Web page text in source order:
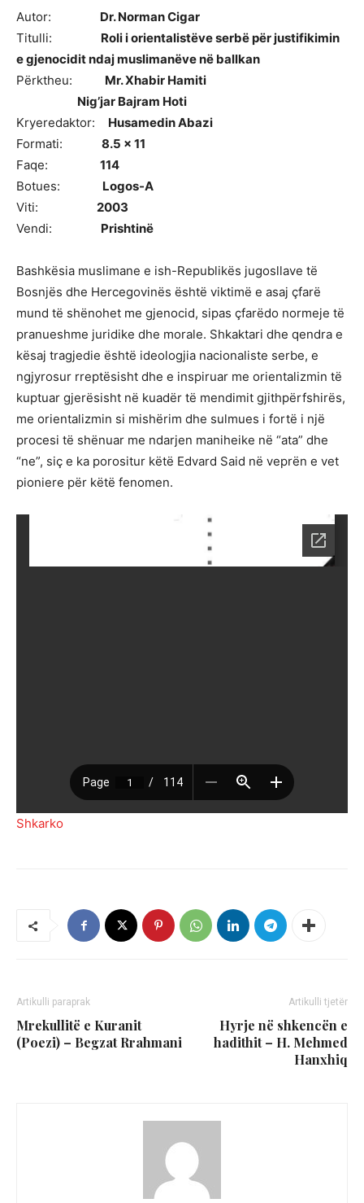
Autor: Dr. Norman Cigar
Titulli: Roli i orientalistëve serbë për justifikimin
e gjenocidit ndaj muslimanëve në ballkan
Përktheu: Mr. Xhabir Hamiti
Nig’jar Bajram Hoti
Kryeredaktor: Husamedin Abazi
Formati: 8.5 x 11
Faqe: 114
Botues: Logos-A
Viti: 2003
Vendi: Prishtinë
Bashkësia muslimane e ish-Republikës jugosllave të
Bosnjës dhe Hercegovinës është viktimë e asaj çfarë
mund të shënohet me gjenocid, sipas çfarëdo normeje të
pranueshme juridike dhe morale. Shkaktari dhe qendra e
kësaj tragjedie është ideologjia nacionaliste serbe, e
ngjyrosur rreptësisht dhe e inspiruar me orientalizmin të
kuptuar gjerësisht në kuadër të mendimit gjithpërfshirës,
me orientalizmin si mishërim dhe sulmues i fortë i një
procesi të shënuar me ndarjen maniheike në “ata” dhe
“ne”, siç e ka porositur këtë Edvard Said në veprën e vet
pioniere për këtë fenomen.
Shkarko
Artikulli paraprak
Mrekullitë e Kuranit
(Poezi) – Begzat Rrahmani
Artikulli tjetër
Hyrje në shkencën e
hadithit – H. Mehmed
Hanxhiq